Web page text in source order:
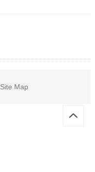
Site Map